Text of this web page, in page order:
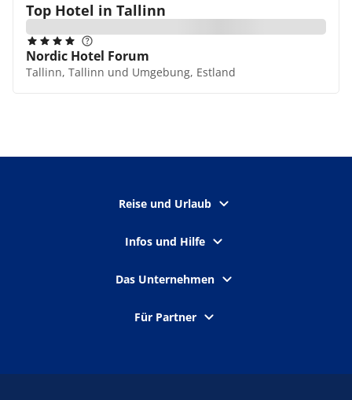
Top Hotel in Tallinn
Nordic Hotel Forum
Tallinn, Tallinn und Umgebung, Estland
Reise und Urlaub
Infos und Hilfe
Das Unternehmen
Für Partner